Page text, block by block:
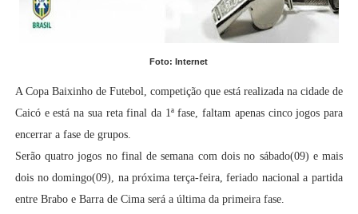
Foto: Internet
A Copa Baixinho de Futebol, competição que está realizada na cidade de
Caicó e está na sua reta final da 1ª fase, faltam apenas cinco jogos para
encerrar a fase de grupos.
Serão quatro jogos no final de semana com dois no sábado(09) e mais
dois no domingo(09), na próxima terça-feira, feriado nacional a partida
entre Brabo e Barra de Cima será a última da primeira fase.